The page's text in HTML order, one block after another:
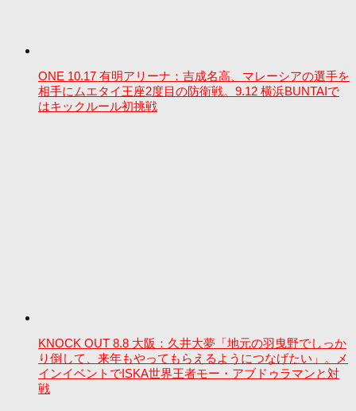
ONE 10.17 有明アリーナ：吉成名高、マレーシアの選手を
相手にムエタイ王座2度目の防衛戦。9.12 横浜BUNTAIで
はキックルール初挑戦
KNOCK OUT 8.8 大阪：久井大夢「地元の羽曳野でしっか
り倒して、来年もやってもらえるようにつなげたい」。メ
インイベントでISKA世界王者モー・アブドゥラマンと対
戦